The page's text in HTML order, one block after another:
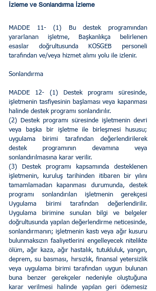
İzleme ve Sonlandırma İzleme
MADDE 11- (1) Bu destek programından
yararlanan işletme, Başkanlıkça belirlenen
esaslar doğrultusunda KOSGEB personeli
tarafından ve/veya hizmet alımı yolu ile izlenir.
Sonlandırma
MADDE 12- (1) Destek programı süresinde,
işletmenin tasfiyesinin başlaması veya kapanması
halinde destek programı sonlandırılır.
(2) Destek programı süresinde işletmenin devri
veya başka bir işletme ile birleşmesi hususu;
uygulama birimi tarafından değerlendirilerek
destek programının devamına veya
sonlandırılmasına karar verilir.
(3) Destek programı kapsamında desteklenen
işletmenin, kuruluş tarihinden itibaren bir yılını
tamamlamadan kapanması durumunda, destek
programı sonlandırılan işletmenin gerekçesi
Uygulama birimi tarafından değerlendirilir.
Uygulama birimine sunulan bilgi ve belgeler
doğrultusunda yapılan değerlendirme neticesinde,
sonlandırmanın; işletmenin kastı veya ağır kusuru
bulunmaksızın faaliyetlerini engelleyecek nitelikte
ölüm, ağır kaza, ağır hastalık, tutukluluk, yangın,
deprem, su basması, hırsızlık, finansal yetersizlik
veya uygulama birimi tarafından uygun bulunan
buna benzer gerekçeler nedeniyle oluştuğuna
karar verilmesi halinde yapılan geri ödemesiz